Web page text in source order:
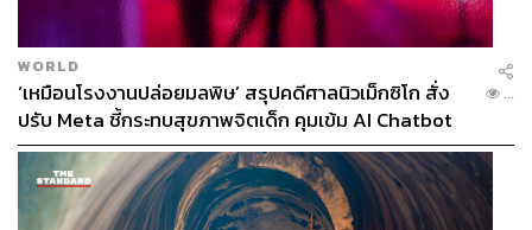
อ้างอิง:
https://unfccc.int/sites/default/files/resource/Thailand
_LTS1.pdf
https://www4.unfccc.int/sites/ndcstaging/PublishedD
ocuments/Thailand%20First/Thailand%20Updated%
20NDC.pdf
https://www.greenpeace.org/thailand/publication/213
96/climate-coal-phase-out-coal-thailand-report/
WORLD
‘เหมือนโรงงานปล่อยมลพิษ’ สรุปคดีศาลนิวเม็กซิโก สั่ง
ปรับ Meta ชี้กระทบสุขภาพจิตเด็ก คุมเข้ม AI Chatbot
...